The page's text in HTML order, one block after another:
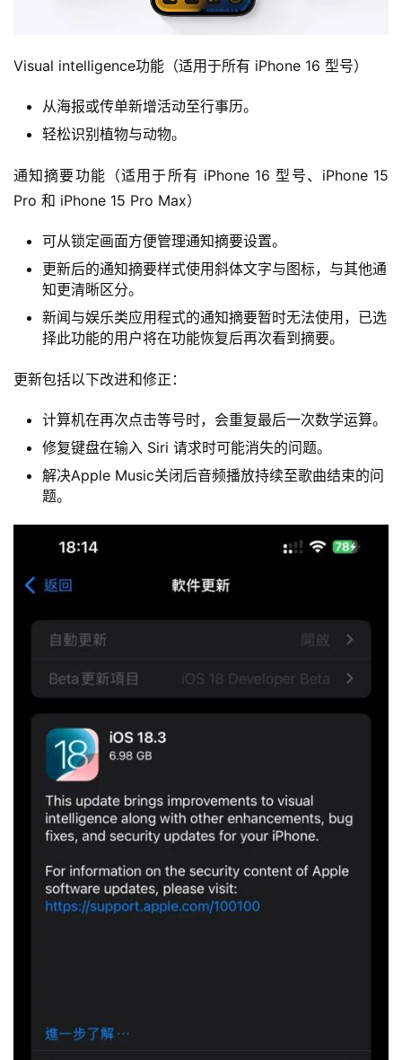
Visual intelligence功能（适用于所有 iPhone 16 型号）
从海报或传单新增活动至行事历。
轻松识别植物与动物。
通知摘要功能（适用于所有 iPhone 16 型号、iPhone 15
Pro 和 iPhone 15 Pro Max）
可从锁定画面方便管理通知摘要设置。
更新后的通知摘要样式使用斜体文字与图标，与其他通
知更清晰区分。
新闻与娱乐类应用程式的通知摘要暂时无法使用，已选
择此功能的用户将在功能恢复后再次看到摘要。
更新包括以下改进和修正：
计算机在再次点击等号时，会重复最后一次数学运算。
修复键盘在输入 Siri 请求时可能消失的问题。
解决Apple Music关闭后音频播放持续至歌曲结束的问
题。